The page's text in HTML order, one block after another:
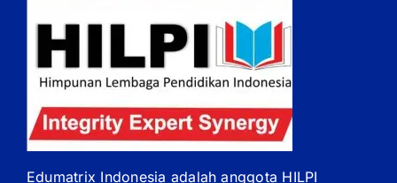
Edumatrix Indonesia adalah anggota HILPI